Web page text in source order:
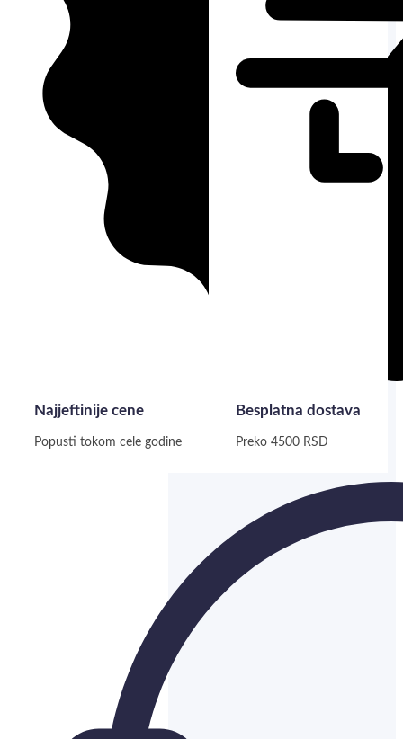
Najjeftinije cene
Popusti tokom cele godine
Besplatna dostava
Preko 4500 RSD